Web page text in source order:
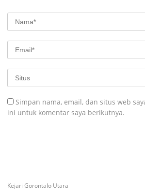
Simpan nama, email, dan situs web
ini untuk komentar saya berikutnya.
Kejari Gorontalo Utara